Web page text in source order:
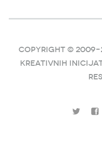
COPYRIGHT ©
kreativnih